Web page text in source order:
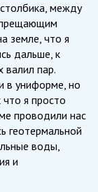
между
земле, что я
дальше, к
пар.
в униформе, но
я просто
проводили нас
геотермальной
воды,
и